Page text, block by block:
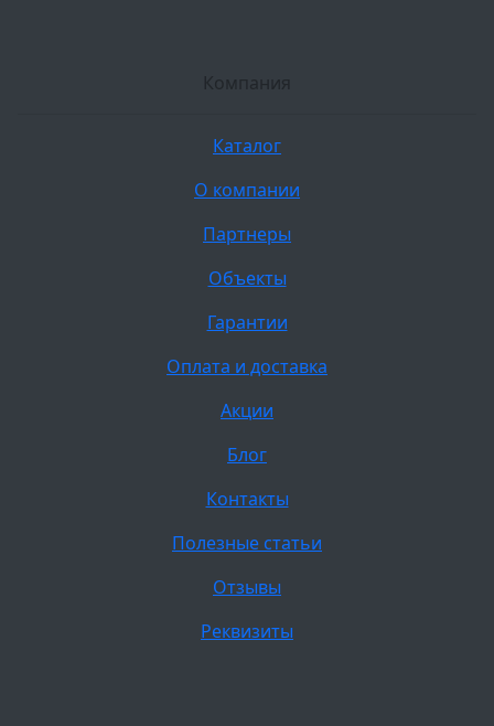
Компания
Каталог
О компании
Партнеры
Объекты
Гарантии
Оплата и доставка
Акции
Блог
Контакты
Полезные статьи
Отзывы
Реквизиты